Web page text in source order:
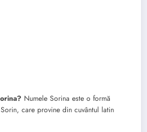
Numele Sorina este o formă
care provine din cuvântul latin